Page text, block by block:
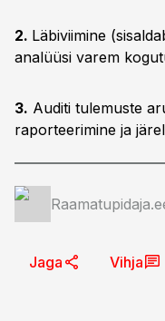
2. Läbiviimine
analüüsi varem
3. Auditi tulemuste
raporteerimine ja
Jaga Vihja